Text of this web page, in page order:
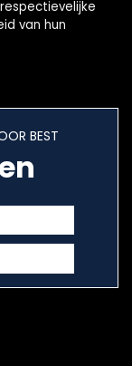
van hun
BEST